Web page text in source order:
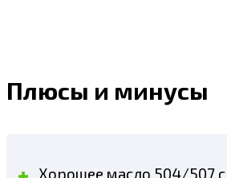
Плюсы и минусы
Хорошее масло 504/507